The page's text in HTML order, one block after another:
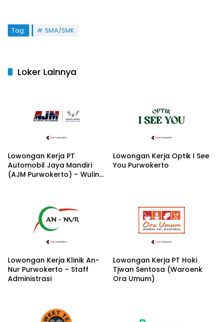
Tag: SMA/SMK
Loker Lainnya
Lowongan Kerja PT
Automobil Jaya Mandiri
(AJM Purwokerto) – Wuling
Lowongan Kerja Optik I See
You Purwokerto
Lowongan Kerja Klinik An-
Nur Purwokerto – Staff
Administrasi
Lowongan Kerja PT Hoki
Tjwan Sentosa (Waroenk
Ora Umum)